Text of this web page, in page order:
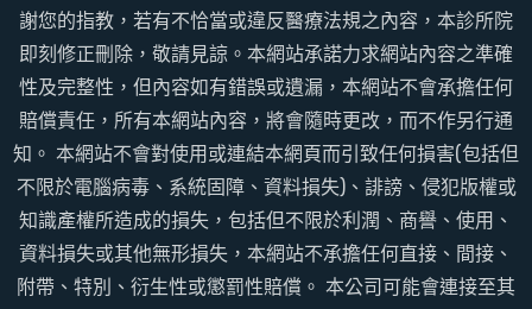
謝您的指教，若有不恰當或違反醫療法規之內容，本診所院
即刻修正刪除，敬請見諒。本網站承諾力求網站內容之準確
性及完整性，但內容如有錯誤或遺漏，本網站不會承擔任何
賠償責任，所有本網站內容，將會隨時更改，而不作另行通
知。 本網站不會對使用或連結本網頁而引致任何損害(包括但
不限於電腦病毒、系統固障、資料損失)、誹謗、侵犯版權或
知識產權所造成的損失，包括但不限於利潤、商譽、使用、
資料損失或其他無形損失，本網站不承擔任何直接、間接、
附帶、特別、衍生性或懲罰性賠償。 本公司可能會連接至其